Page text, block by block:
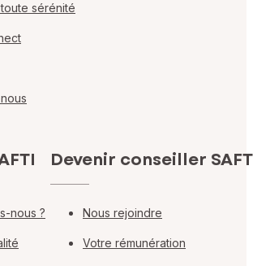
sérénité
nous ?
Devenir conseiller
Nous rejoindre
Votre rémunération